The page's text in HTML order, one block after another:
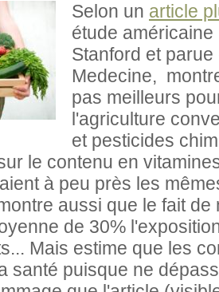
Selon un article
étude
Stanford et
Medecine,
pas meilleurs
l'agriculture
et pesticides
le contenu en
à peu près les
aussi que le fait
de 30%
Mais estime que les
santé puisque ne